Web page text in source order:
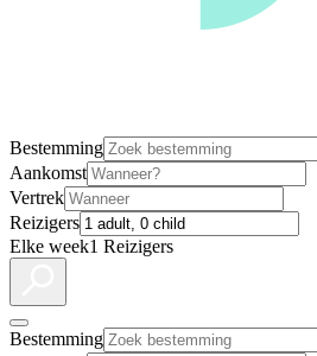
Bestemming
Aankomst
Vertrek
Reizigers
Elke week1 Reizigers
Bestemming